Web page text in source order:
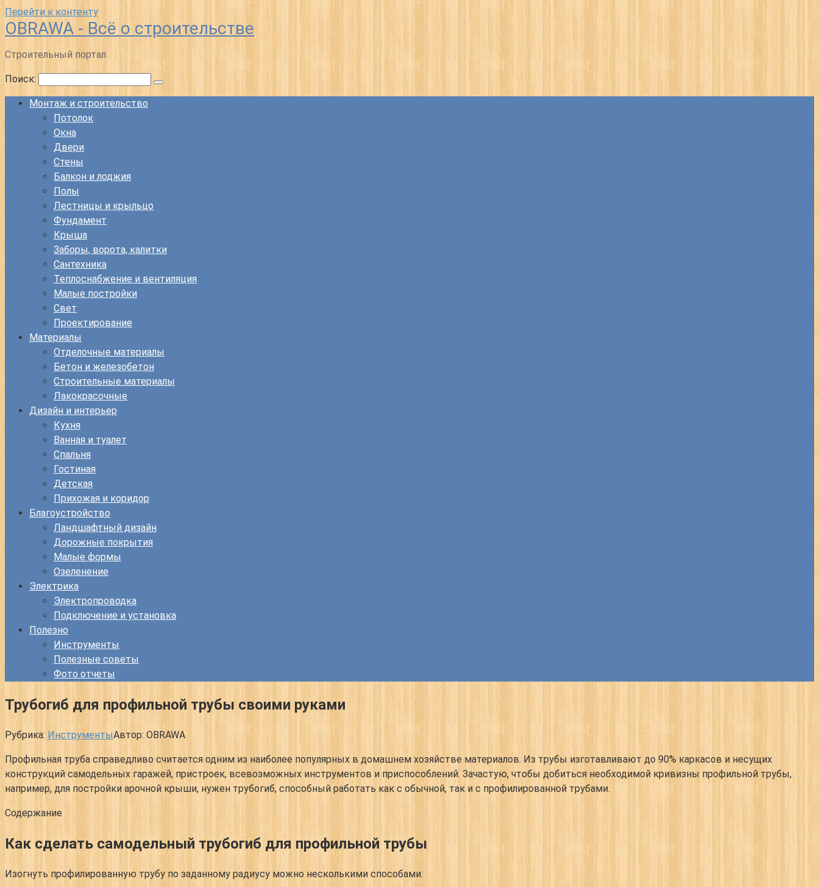
Перейти к контенту
OBRAWA - Всё о строительстве
Строительный портал
Поиск:
Монтаж и строительство
Потолок
Окна
Двери
Стены
Балкон и лоджия
Полы
Лестницы и крыльцо
Фундамент
Крыша
Заборы, ворота, калитки
Сантехника
Теплоснабжение и вентиляция
Малые постройки
Свет
Проектирование
Материалы
Отделочные материалы
Бетон и железобетон
Строительные материалы
Лакокрасочные
Дизайн и интерьер
Кухня
Ванная и туалет
Спальня
Гостиная
Детская
Прихожая и коридор
Благоустройство
Ландшафтный дизайн
Дорожные покрытия
Малые формы
Озеленение
Электрика
Электропроводка
Подключение и установка
Полезно
Инструменты
Полезные советы
Фото отчеты
Трубогиб для профильной трубы своими руками
Рубрика: ИнструментыАвтор: OBRAWA
Профильная труба справедливо считается одним из наиболее популярных в домашнем хозяйстве материалов. Из трубы изготавливают до 90% каркасов и несущих
конструкций самодельных гаражей, пристроек, всевозможных инструментов и приспособлений. Зачастую, чтобы добиться необходимой кривизны профильной трубы,
например, для постройки арочной крыши, нужен трубогиб, способный работать как с обычной, так и с профилированной трубами.
Содержание
Как сделать самодельный трубогиб для профильной трубы
Изогнуть профилированную трубу по заданному радиусу можно несколькими способами: